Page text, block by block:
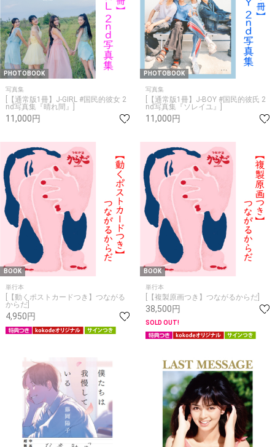
PHOTOBOOK
写真集
[【通常版1冊】J-GIRL #国民的彼女 2
nd写真集『晴れ間』]
11,000円
PHOTOBOOK
写真集
[【通常版1冊】J-BOY #国民的彼氏 2
nd写真集『ソレイユ』]
11,000円
BOOK
単行本
[【動くポストカードつき】つながる
からだ]
4,950円
BOOK
単行本
[【複製原画つき】つながるからだ]
38,500円
SOLD OUT!